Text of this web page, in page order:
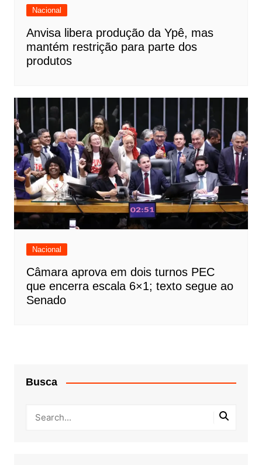
Nacional
Anvisa libera produção da Ypê, mas
mantém restrição para parte dos
produtos
Nacional
Câmara aprova em dois turnos PEC
que encerra escala 6×1; texto segue ao
Senado
Busca